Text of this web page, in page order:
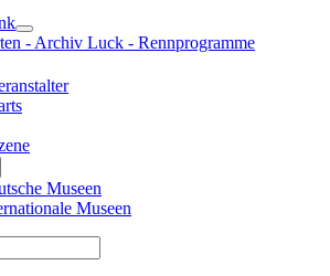
- Archiv Luck - Rennprogramme
Museen
Museen